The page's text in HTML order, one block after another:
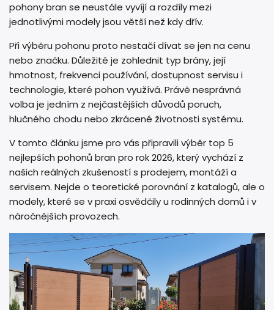
pohony bran se neustále vyvíjí a rozdíly mezi
jednotlivými modely jsou větší než kdy dřív.
Při výběru pohonu proto nestačí dívat se jen na cenu
nebo značku. Důležité je zohlednit typ brány, její
hmotnost, frekvenci používání, dostupnost servisu i
technologie, které pohon využívá. Právě nesprávná
volba je jedním z nejčastějších důvodů poruch,
hlučného chodu nebo zkrácené životnosti systému.
V tomto článku jsme pro vás připravili výběr top 5
nejlepších pohonů bran pro rok 2026, který vychází z
našich reálných zkušeností s prodejem, montáží a
servisem. Nejde o teoretické porovnání z katalogů, ale o
modely, které se v praxi osvědčily u rodinných domů i v
náročnějších provozech.